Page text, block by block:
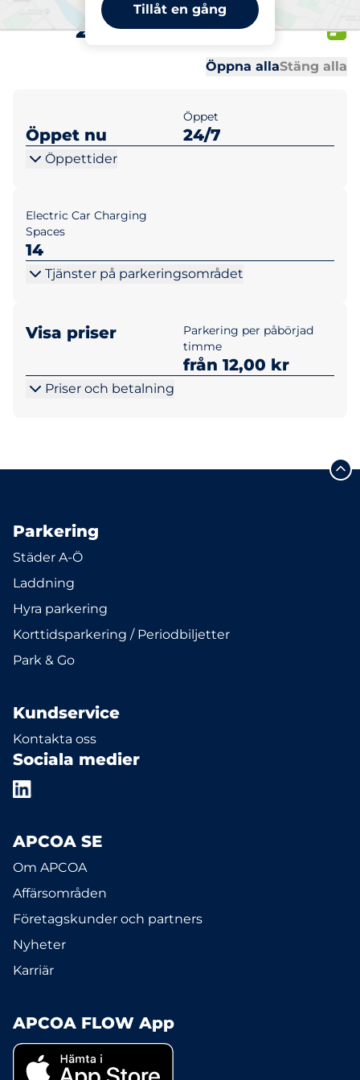
Tillåt en gång
20,Hötorget 2-6
Öppna allaStäng alla
Öppet nu
Öppet
24/7
Öppettider
Electric Car Charging
Spaces
14
Tjänster på parkeringsområdet
Visa priser
Parkering per påbörjad
timme
från 12,00 kr
Priser och betalning
Parkering
Städer A-Ö
Laddning
Hyra parkering
Korttidsparkering / Periodbiljetter
Park & Go
Kundservice
Kontakta oss
Sociala medier
APCOA SE
Om APCOA
Affärsområden
Företagskunder och partners
Nyheter
Karriär
APCOA FLOW App